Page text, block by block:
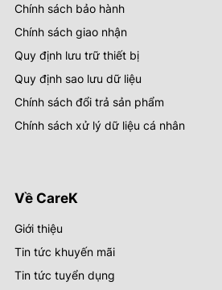
Chính sách bảo hành
Chính sách giao nhận
Quy định lưu trữ thiết bị
Quy định sao lưu dữ liệu
Chính sách đổi trả sản phẩm
Chính sách xử lý dữ liệu cá nhân
Về CareK
Giới thiệu
Tin tức khuyến mãi
Tin tức tuyển dụng